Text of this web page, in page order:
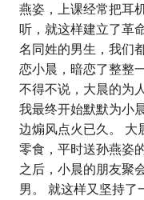
燕姿，上课经常把耳
听，就这样建立了革
名同姓的男生，我们
恋小晨，暗恋了整整
不得不说，大晨的为
我最终开始默默为小
边煽风点火已久。 大
零食，平时送孙燕姿
之后，小晨的朋友聚
男。 就这样又坚持了